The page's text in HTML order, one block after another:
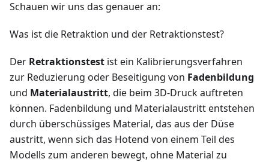
Schauen wir uns das genauer an:
Was ist die Retraktion und der Retraktionstest?
Der Retraktionstest ist ein Kalibrierungsverfahren
zur Reduzierung oder Beseitigung von Fadenbildung
und Materialaustritt, die beim 3D-Druck auftreten
können. Fadenbildung und Materialaustritt entstehen
durch überschüssiges Material, das aus der Düse
austritt, wenn sich das Hotend von einem Teil des
Modells zum anderen bewegt, ohne Material zu